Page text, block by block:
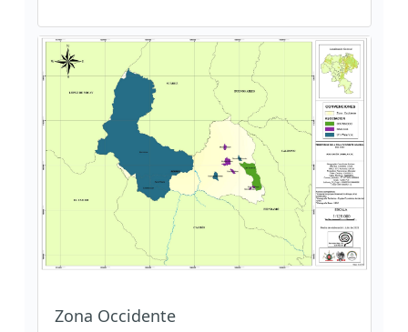
Zona Occidente